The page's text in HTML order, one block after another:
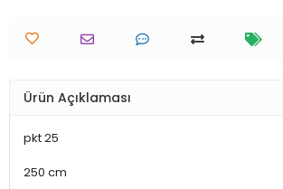
Ürün Açıklaması
pkt 25
250 cm